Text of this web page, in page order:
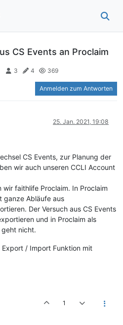
CS Events an Proclaim
3 4 369
Anmelden zum Antworten
25. Jan. 2021, 19:08
CS Events, zur Planung der
wir auch unseren CCLI Account
faithlife Proclaim. In Proclaim
ganze Abläufe aus
Der Versuch aus CS Events
und in Proclaim als
nicht.
/ Import Funktion mit
1